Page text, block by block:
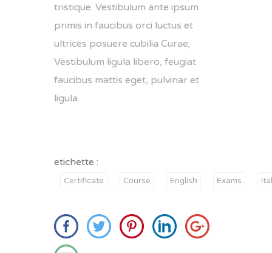
tristique. Vestibulum ante ipsum
primis in faucibus orci luctus et
ultrices posuere cubilia Curae;
Vestibulum ligula libero, feugiat
faucibus mattis eget, pulvinar et
ligula.
etichette :
Certificate Course English Exams